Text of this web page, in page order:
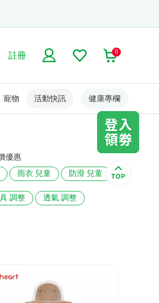
註冊 0
寵物 名人嚴選
活動快訊 健康專欄
優惠
雨衣 兒童 防滑 兒童
調整 透氣 調整